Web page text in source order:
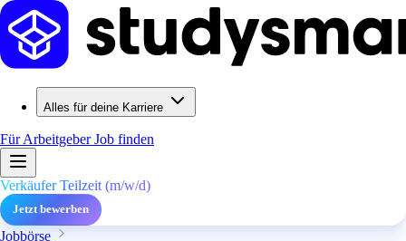
Alles für deine Karriere
Für ArbeitgeberJob finden
Verkäufer Teilzeit (m/w/d)
Jetzt bewerben
Jobbörse